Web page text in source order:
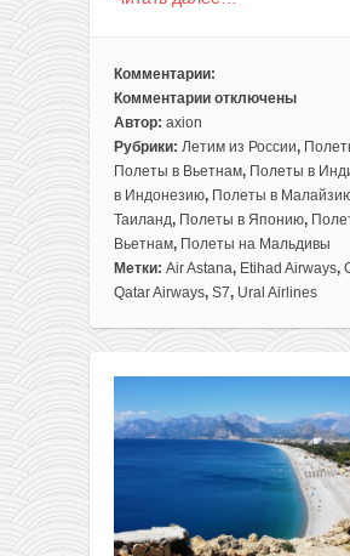
Комментарии:
Комментарии
к
записи
Подборка
самых
дешевых
билетов
из
Москвы
Азию
туда-
обратно
отключены
Автор: axion
Рубрики: Летим из России,
Полеты в Вьетнам, Полеты в
в Индонезию, Полеты в
Таиланд, Полеты в Японию,
Вьетнам, Полеты на Мальдивы
Метки: Air Astana, Etihad Airways,
Qatar Airways, S7, Ural Airlines